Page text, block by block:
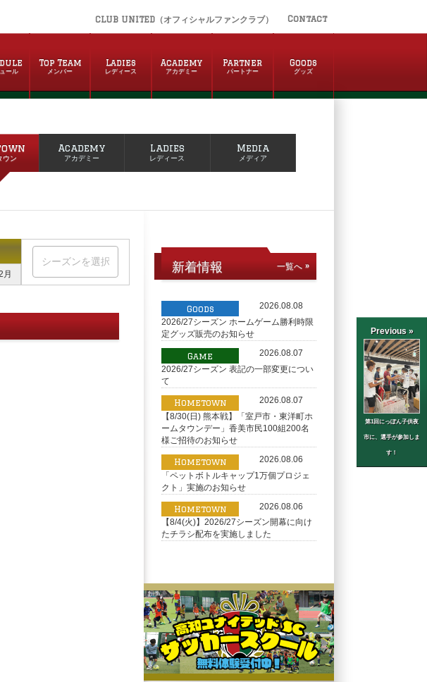
CLUB UNITED（オフィシャルファンクラブ） Contact
ール
Top Team
メンバー
Ladies
レディース
Academy
アカデミー
Partner
パートナー
Goods
グッズ
Previous »
第1回にっぽん子供夜
市に、選手が参加しま
す！
ウン
Academy
アカデミー
Ladies
レディース
Media
メディア
月
新着情報 一覧へ »
Goods
2026.08.08
2026/27シーズン ホームゲーム勝利時限
定グッズ販売のお知らせ
Game
2026.08.07
2026/27シーズン 表記の一部変更につい
て
Hometown
2026.08.07
【8/30(日) 熊本戦】「室戸市・東洋町ホ
ームタウンデー」香美市民100組200名
様ご招待のお知らせ
Hometown
2026.08.06
「ペットボトルキャップ1万個プロジェ
クト」実施のお知らせ
Hometown
2026.08.06
【8/4(火)】2026/27シーズン開幕に向け
たチラシ配布を実施しました